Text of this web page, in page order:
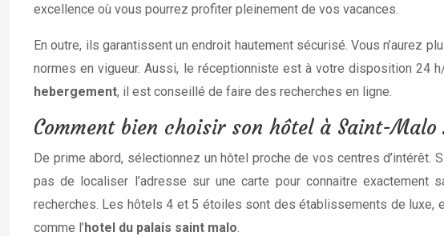
excellence où vous pourrez profiter pleinement de vos vacances.
En outre, ils garantissent un endroit hautement sécurisé. Vous
normes en vigueur. Aussi, le réceptionniste est à votre disposition 24
hebergement, il est conseillé de faire des recherches en ligne.
Comment bien choisir son hôtel à Saint-Malo
De prime abord, sélectionnez un hôtel proche de vos centres
pas de localiser l’adresse sur une carte pour connaitre
recherches. Les hôtels 4 et 5 étoiles sont des établissements de luxe,
comme l’hotel du palais saint malo.